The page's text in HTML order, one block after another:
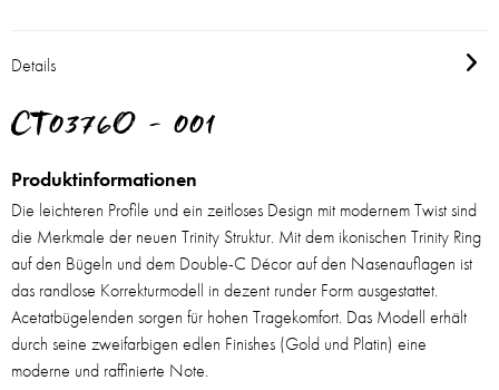
Details
CT0376O - 001
Produktinformationen
Die leichteren Profile und ein zeitloses Design mit modernem Twist sind
die Merkmale der neuen Trinity Struktur. Mit dem ikonischen Trinity Ring
auf den Bügeln und dem Double-C Décor auf den Nasenauflagen ist
das randlose Korrekturmodell in dezent runder Form ausgestattet.
Acetatbügelenden sorgen für hohen Tragekomfort. Das Modell erhält
durch seine zweifarbigen edlen Finishes (Gold und Platin) eine
moderne und raffinierte Note.